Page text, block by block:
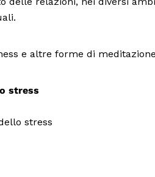
e altre forme di meditazione
stress
stress